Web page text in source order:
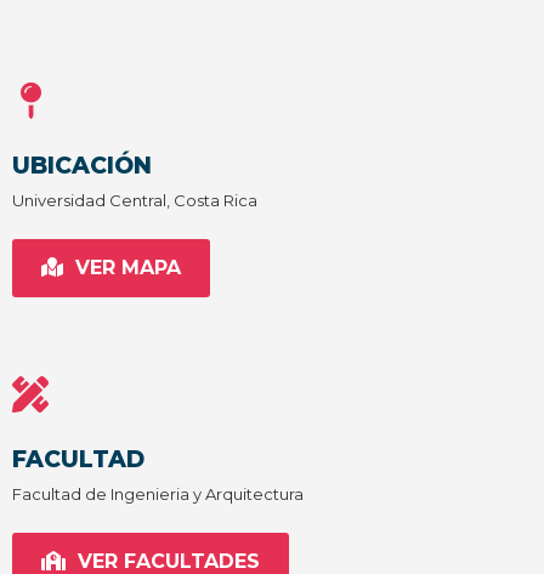
UBICACIÓN
Universidad Central, Costa Rica
VER MAPA
FACULTAD
Facultad de Ingenieria y Arquitectura
VER FACULTADES